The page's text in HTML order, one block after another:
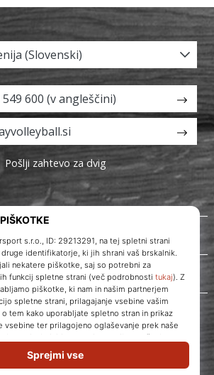
(Slovenski)
600 (v angleščini)
Pošlji zahtevo za dvig